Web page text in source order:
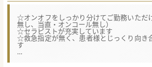
☆オンオフをしっかり分けてご勤務いただ
無し、当直・オンコール無し）
☆セラピストが充実しています
☆救急指定が無く、患者様とじっくり向き
す